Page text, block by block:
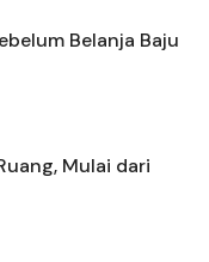
Belanja Baju
Mulai dari